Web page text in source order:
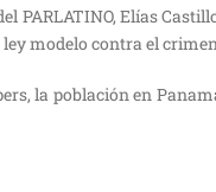
PARLATINO, Elías
modelo contra el
la población en